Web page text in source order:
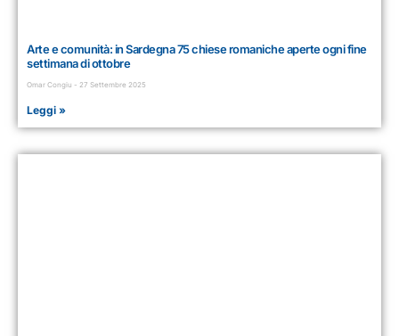
Arte e comunità: in Sardegna 75 chiese romaniche aperte ogni fine
settimana di ottobre
Omar Congiu 27 Settembre 2025
Leggi »